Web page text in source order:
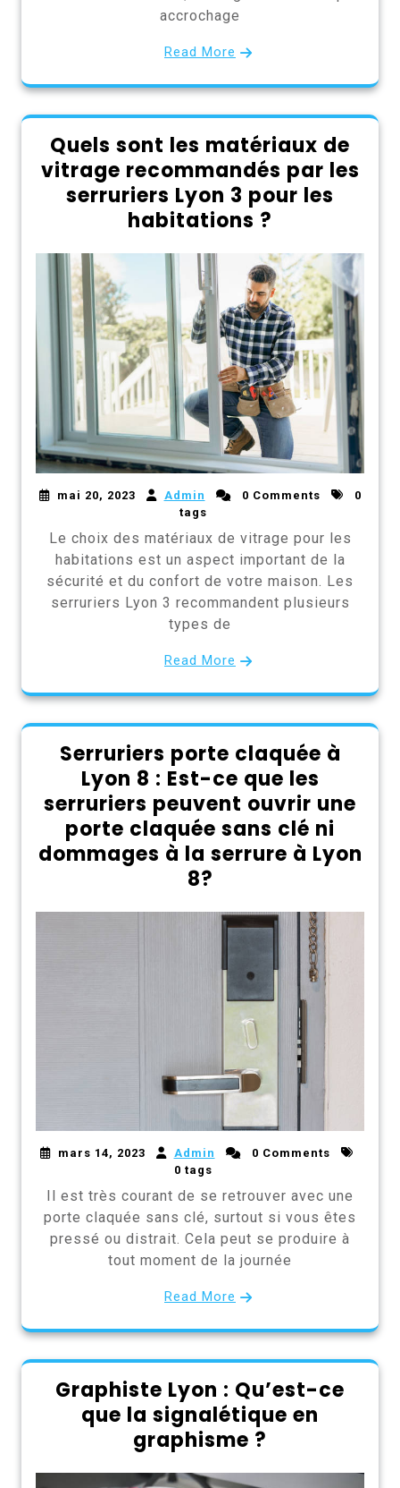
accrochage
Read More
Quels sont les matériaux de
vitrage recommandés par les
serruriers Lyon 3 pour les
habitations ?
mai 20, 2023 Admin 0 Comments
0
tags
Le choix des matériaux de vitrage pour les
habitations est un aspect important de la
sécurité et du confort de votre maison. Les
serruriers Lyon 3 recommandent plusieurs
types de
Read More
Serruriers porte claquée à
Lyon 8 : Est-ce que les
serruriers peuvent ouvrir une
porte claquée sans clé ni
dommages à la serrure à Lyon
8?
mars 14, 2023 Admin
0 Comments
0 tags
Il est très courant de se retrouver avec une
porte claquée sans clé, surtout si vous êtes
pressé ou distrait. Cela peut se produire à
tout moment de la journée
Read More
Graphiste Lyon : Qu’est-ce
que la signalétique en
graphisme ?